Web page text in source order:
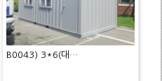
B0043) 3*6(대…